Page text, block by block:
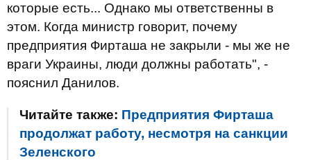
которые есть... Однако мы ответственны в
этом. Когда министр говорит, почему
предприятия Фирташа не закрыли - мы же не
враги Украины, люди должны работать", -
пояснил Данилов.
Читайте также: Предприятия Фирташа
продолжат работу, несмотря на санкции
Зеленского